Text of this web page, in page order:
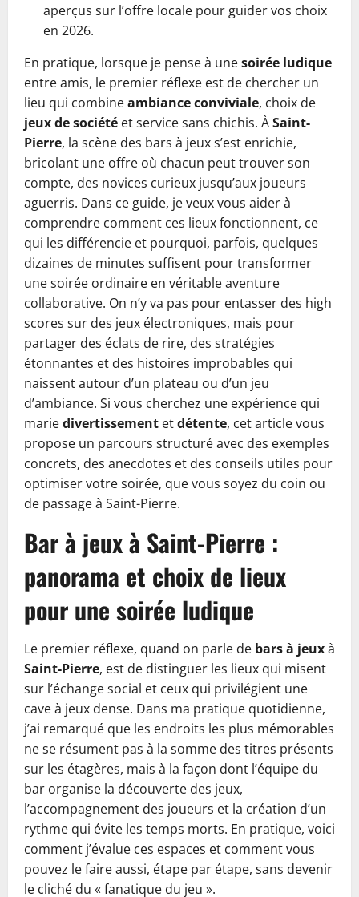
aperçus sur l’offre locale pour guider vos choix
en 2026.
En pratique, lorsque je pense à unesoirée ludique
entre amis, le premier réflexe est de chercher un
lieu qui combineambiance conviviale, choix de
jeux de société et service sans chichis. ÀSaint-
Pierre, la scène des bars à jeux s’est enrichie,
bricolant une offre où chacun peut trouver son
compte, des novices curieux jusqu’aux joueurs
aguerris. Dans ce guide, je veux vous aider à
comprendre comment ces lieux fonctionnent, ce
qui les différencie et pourquoi, parfois, quelques
dizaines de minutes suffisent pour transformer
une soirée ordinaire en véritable aventure
collaborative. On n’y va pas pour entasser des high
scores sur des jeux électroniques, mais pour
partager des éclats de rire, des stratégies
étonnantes et des histoires improbables qui
naissent autour d’un plateau ou d’un jeu
d’ambiance. Si vous cherchez une expérience qui
mariedivertissement etdétente, cet article vous
propose un parcours structuré avec des exemples
concrets, des anecdotes et des conseils utiles pour
optimiser votre soirée, que vous soyez du coin ou
de passage à Saint-Pierre.
Bar à jeux à Saint-Pierre :
panorama et choix de lieux
pour une soirée ludique
Le premier réflexe, quand on parle de bars à jeuxà
Saint-Pierre, est de distinguer les lieux qui misent
sur l’échange social et ceux qui privilégient une
cave à jeux dense. Dans ma pratique quotidienne,
j’ai remarqué que les endroits les plus mémorables
ne se résument pas à la somme des titres présents
sur les étagères, mais à la façon dont l’équipe du
bar organise la découverte des jeux,
l’accompagnement des joueurs et la création d’un
rythme qui évite les temps morts. En pratique, voici
comment j’évalue ces espaces et comment vous
pouvez le faire aussi, étape par étape, sans devenir
le cliché du « fanatique du jeu ».